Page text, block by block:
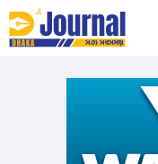
Skip to main content